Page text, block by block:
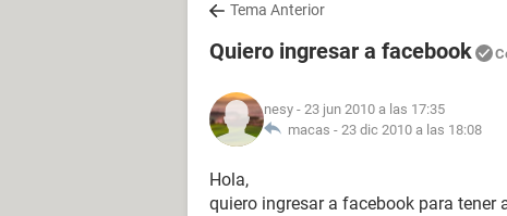
Tema Anterior
Quiero ingresar a facebook
nesy - 23 jun 2010 a las 17:35
macas - 23 dic 2010 a las 18:08
Hola,
quiero ingresar a facebook para